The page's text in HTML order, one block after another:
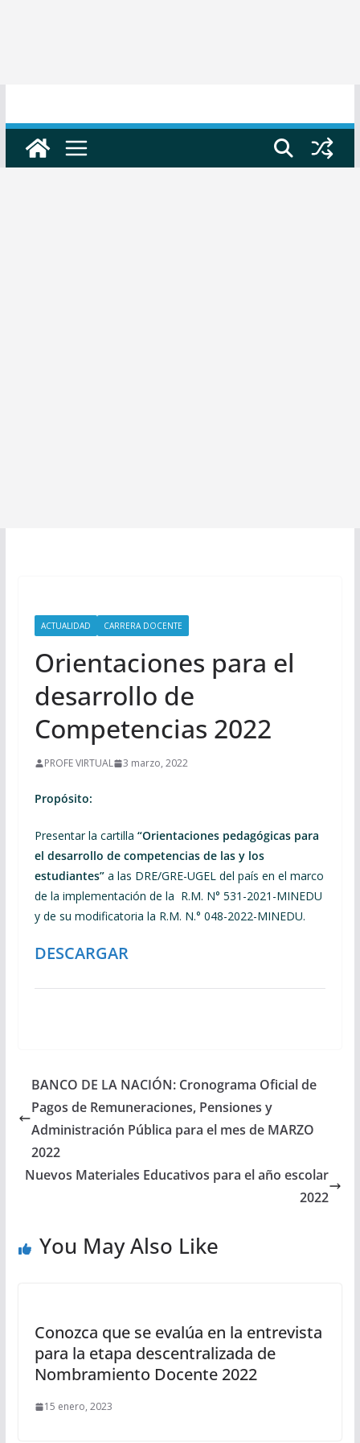
ACTUALIDAD CARRERA DOCENTE
Orientaciones para el
desarrollo de
Competencias 2022
PROFE VIRTUAL 3 marzo, 2022
Propósito:
Presentar la cartilla “Orientaciones pedagógicas para
el desarrollo de competencias de las y los
estudiantes” a las DRE/GRE-UGEL del país en el marco
de la implementación de la R.M. N° 531-2021-MINEDU
y de su modificatoria la R.M. N.° 048-2022-MINEDU.
DESCARGAR
BANCO DE LA NACIÓN: Cronograma Oficial de
Pagos de Remuneraciones, Pensiones y
Administración Pública para el mes de MARZO
2022
Nuevos Materiales Educativos para el año escolar
2022
You May Also Like
Conozca que se evalúa en la entrevista
para la etapa descentralizada de
Nombramiento Docente 2022
15 enero, 2023